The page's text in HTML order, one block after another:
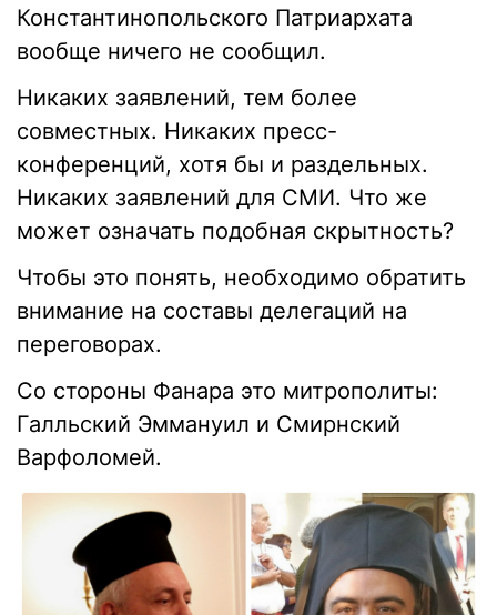
Константинопольского Патриархата
вообще ничего не сообщил.
Никаких заявлений, тем более
совместных. Никаких пресс-
конференций, хотя бы и раздельных.
Никаких заявлений для СМИ. Что же
может означать подобная скрытность?
Чтобы это понять, необходимо обратить
внимание на составы делегаций на
переговорах.
Со стороны Фанара это митрополиты:
Галльский Эммануил и Смирнский
Варфоломей.